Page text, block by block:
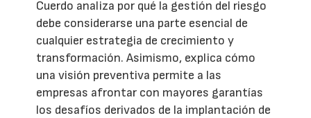
Cuerdo analiza por qué la gestión del riesgo
debe considerarse una parte esencial de
cualquier estrategia de crecimiento y
transformación. Asimismo, explica cómo
una visión preventiva permite a las
empresas afrontar con mayores garantías
los desafíos derivados de la implantación de